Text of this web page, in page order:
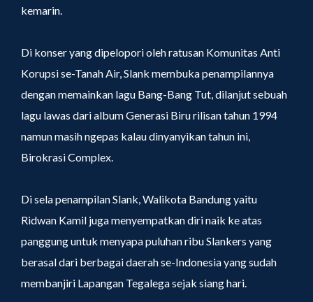
kemarin.
Di konser yang dipelopori oleh ratusan Komunitas Anti
Korupsi se-Tanah Air, Slank membuka penampilannya
dengan memainkan lagu Bang-Bang Tut, dilanjut sebuah
lagu lawas dari album Generasi Biru rilisan tahun 1994
namun masih ngepas kalau dinyanyikan tahun ini,
Birokrasi Complex.
Di sela penampilan Slank, Walikota Bandung yaitu
Ridwan Kamil juga menyempatkan diri naik ke atas
panggung untuk menyapa puluhan ribu Slankers yang
berasal dari berbagai daerah se-Indonesia yang sudah
membanjiri Lapangan Tegalega sejak siang hari.